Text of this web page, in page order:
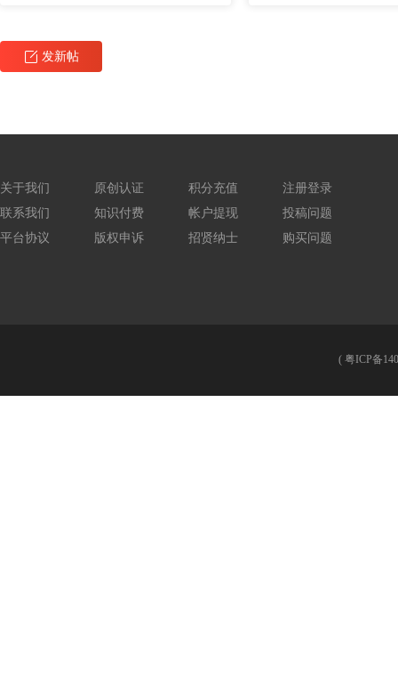
发新帖
关于我们
联系我们
平台协议
原创认证
知识付费
版权申诉
积分充值
帐户提现
招贤纳士
注册登录
投稿问题
购买问题
( 粤ICP备